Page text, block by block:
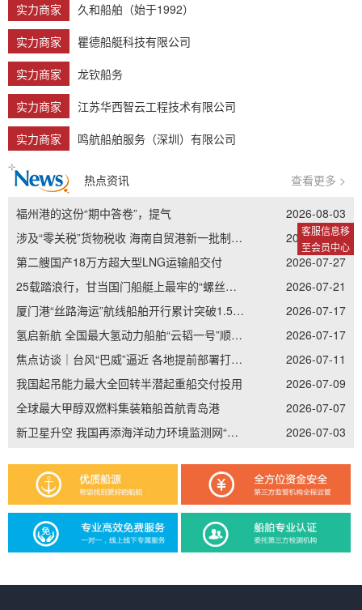
客服信息移
至会员中心
实力商家
久和船舶（始于1992）
实力商家
瞿德船艇科技有限公司
实力商家
龙钦船务
实力商家
江苏华西智云工程技术有限公司
实力商家
鸣航船舶服务（深圳）有限公司
热点资讯 查看更多 >
福州港的这份“期中答卷”，提气
2026-08-03
涉及“零关税”货物税收 海南自贸港新一批制度集成创新案例发布
2026-08-01
第二艘国产18万方超大型LNG运输船交付
2026-07-27
25载踏浪行，甘当国门船艇上最牢的“螺丝钉”——记南通边检老兵李加立的“硬核”坚守
2026-07-21
厦门港“丝路海运”航线船舶开行累计突破1.5万艘次
2026-07-17
氢启新航 全国最大氢动力船舶“云韬一号”顺利吉水
2026-07-17
焦点访谈｜台风“巴威”逼近 各地提前部署打好防御主动仗
2026-07-11
我国起吊能力最大全回转半潜起重船交付投用
2026-07-09
全球最大甲醇双燃料集装箱船首航青岛港
2026-07-07
新卫星升空 我国再添海洋动力环境监测网“天眼”
2026-07-03